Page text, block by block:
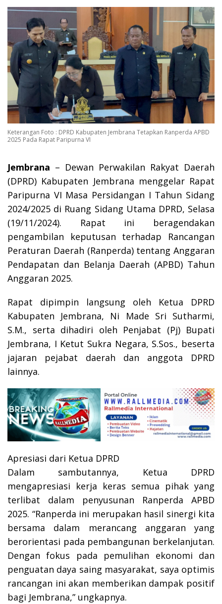
Keterangan Foto : DPRD Kabupaten Jembrana Tetapkan Ranperda APBD
2025 Pada Rapat Paripurna VI
Jembrana – Dewan Perwakilan Rakyat Daerah
(DPRD) Kabupaten Jembrana menggelar Rapat
Paripurna VI Masa Persidangan I Tahun Sidang
2024/2025 di Ruang Sidang Utama DPRD, Selasa
(19/11/2024). Rapat ini beragendakan
pengambilan keputusan terhadap Rancangan
Peraturan Daerah (Ranperda) tentang Anggaran
Pendapatan dan Belanja Daerah (APBD) Tahun
Anggaran 2025.
Rapat dipimpin langsung oleh Ketua DPRD
Kabupaten Jembrana, Ni Made Sri Sutharmi,
S.M., serta dihadiri oleh Penjabat (Pj) Bupati
Jembrana, I Ketut Sukra Negara, S.Sos., beserta
jajaran pejabat daerah dan anggota DPRD
lainnya.
Apresiasi dari Ketua DPRD
Dalam sambutannya, Ketua DPRD
mengapresiasi kerja keras semua pihak yang
terlibat dalam penyusunan Ranperda APBD
2025. “Ranperda ini merupakan hasil sinergi kita
bersama dalam merancang anggaran yang
berorientasi pada pembangunan berkelanjutan.
Dengan fokus pada pemulihan ekonomi dan
penguatan daya saing masyarakat, saya optimis
rancangan ini akan memberikan dampak positif
bagi Jembrana,” ungkapnya.